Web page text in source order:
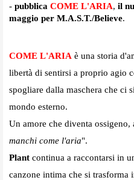
- pubblica COME L'ARIA, il
maggio per M.A.S.T./Believe.
COME L'ARIA è una storia
libertà di sentirsi a proprio agio
spogliare dalla maschera che ci
mondo esterno.
Un amore che diventa ossigeno,
manchi come l'aria".
Plant continua a raccontarsi in
canzone intima che si trasforma